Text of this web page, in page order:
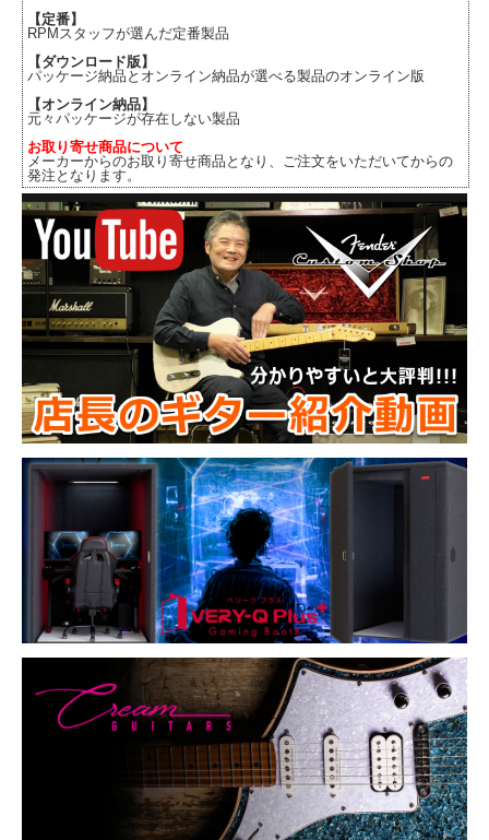
【定番】
RPMスタッフが選んだ定番製品
【ダウンロード版】
パッケージ納品とオンライン納品が選べる製品のオンライン版
【オンライン納品】
元々パッケージが存在しない製品
お取り寄せ商品について
メーカーからのお取り寄せ商品となり、ご注文をいただいてからの
発注となります。